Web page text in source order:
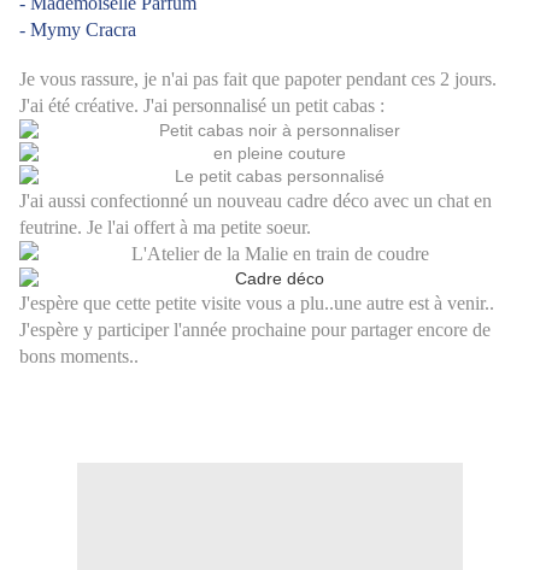
- Mymy Cracra
Je vous rassure, je n'ai pas fait que papoter pendant ces 2 jours.
J'ai été créative. J'ai personnalisé un petit cabas :
J'ai aussi confectionné un nouveau cadre déco avec un chat en
feutrine. Je l'ai offert à ma petite soeur.
J'espère que cette petite visite vous a plu..une autre est à venir..
J'espère y participer l'année prochaine pour partager encore de
bons moments..